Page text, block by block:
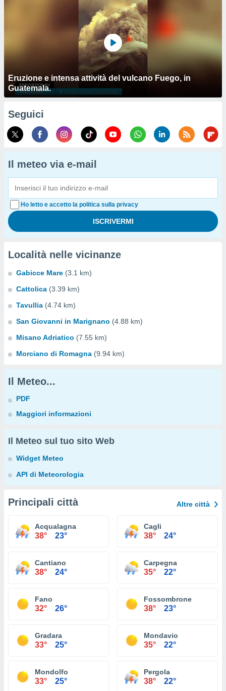
Eruzione e intensa attività del vulcano Fuego, in
Guatemala.
Seguici
Il meteo via e-mail
Ho letto e accetto la politica sulla privacy
Località nelle vicinanze
Gabicce Mare (3.1 km)
Cattolica (3.39 km)
Tavullia (4.74 km)
San Giovanni in Marignano (4.88 km)
Misano Adriatico (7.55 km)
Morciano di Romagna (9.94 km)
Il Meteo...
PDF
Maggiori informazioni
Il Meteo sul tuo sito Web
Widget Meteo
API di Meteorologia
Principali città Altre città
Acqualagna
38° 23°
Cagli
38° 24°
Cantiano
38° 24°
Carpegna
35° 22°
Fano
32° 26°
Fossombrone
38° 23°
Gradara
33° 25°
Mondavio
35° 22°
Mondolfo
33° 25°
Pergola
38° 22°